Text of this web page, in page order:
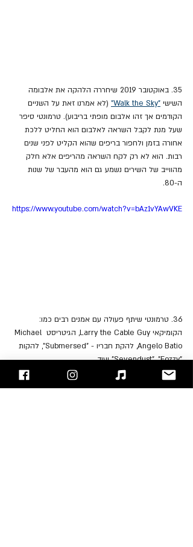
35. באוקטובר 2019 שיחררה הלהקה את אלבומה
השישי "Walk the Sky"
(לא אמרנו זאת על השניים
הקודמים אך זהו אלבום מופתי בריבוע). טרמונטי סיפר
שעל מנת לקבל השראה לאלבום הוא החליט ללכת
אחורה בזמן ולחפור בריפים שהוא הקליט לפני שנים
רבות. הוא לא רק לקח השראה מהריפים אלא חלק
מהווייב של השירים נשמע גם הוא מהעבר של שנות
ה-80.
https://www.youtube.com/watch?v=bAz1vYAwVKE
36. טרמונטי שיתף פעולה עם אמנים רבים כמו:
הקומיקאי Larry the Cable Guy, הגיטריסט Michael
Angelo Batio, להקת חבריו - "Submersed", להקות
"Sevendust", "Fozzy" ועוד...